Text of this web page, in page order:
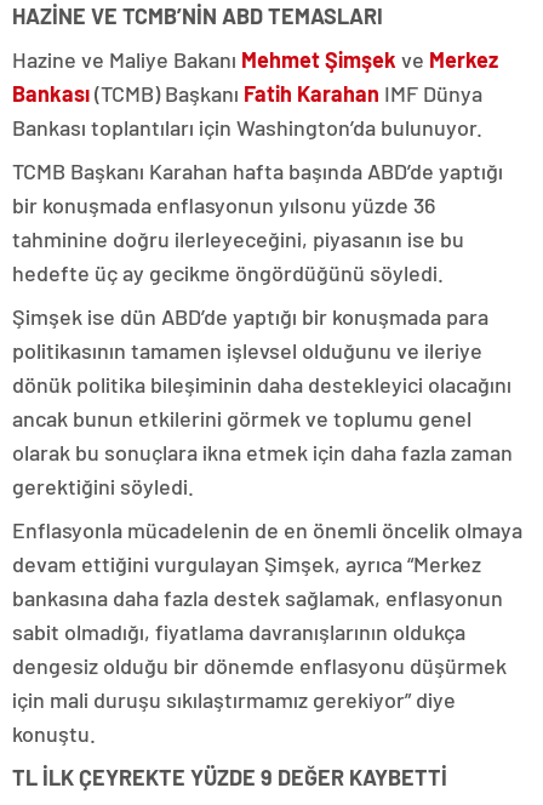
HAZİNE VE TCMB’NİN ABD TEMASLARI
Hazine ve Maliye Bakanı Mehmet Şimşek ve Merkez
Bankası(TCMB) Başkanı Fatih Karahan IMF Dünya
Bankası toplantıları için Washington’da bulunuyor.
TCMB Başkanı Karahan hafta başında ABD’de yaptığı
bir konuşmada enflasyonun yılsonu yüzde 36
tahminine doğru ilerleyeceğini, piyasanın ise bu
hedefte üç ay gecikme öngördüğünü söyledi.
Şimşek ise dün ABD’de yaptığı bir konuşmada para
politikasının tamamen işlevsel olduğunu ve ileriye
dönük politika bileşiminin daha destekleyici olacağını
ancak bunun etkilerini görmek ve toplumu genel
olarak bu sonuçlara ikna etmek için daha fazla zaman
gerektiğini söyledi.
Enflasyonla mücadelenin de en önemli öncelik olmaya
devam ettiğini vurgulayan Şimşek, ayrıca “Merkez
bankasına daha fazla destek sağlamak, enflasyonun
sabit olmadığı, fiyatlama davranışlarının oldukça
dengesiz olduğu bir dönemde enflasyonu düşürmek
için mali duruşu sıkılaştırmamız gerekiyor” diye
konuştu.
TL İLK ÇEYREKTE YÜZDE 9 DEĞER KAYBETTİ